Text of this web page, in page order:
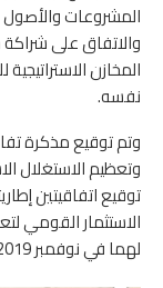
والاتفاق على
المخازن
نفسه.
وتم توقيع مذكرة
توقيع اتفاقيتين
الاستثمار القومي
لهما في نوفمبر 2019.